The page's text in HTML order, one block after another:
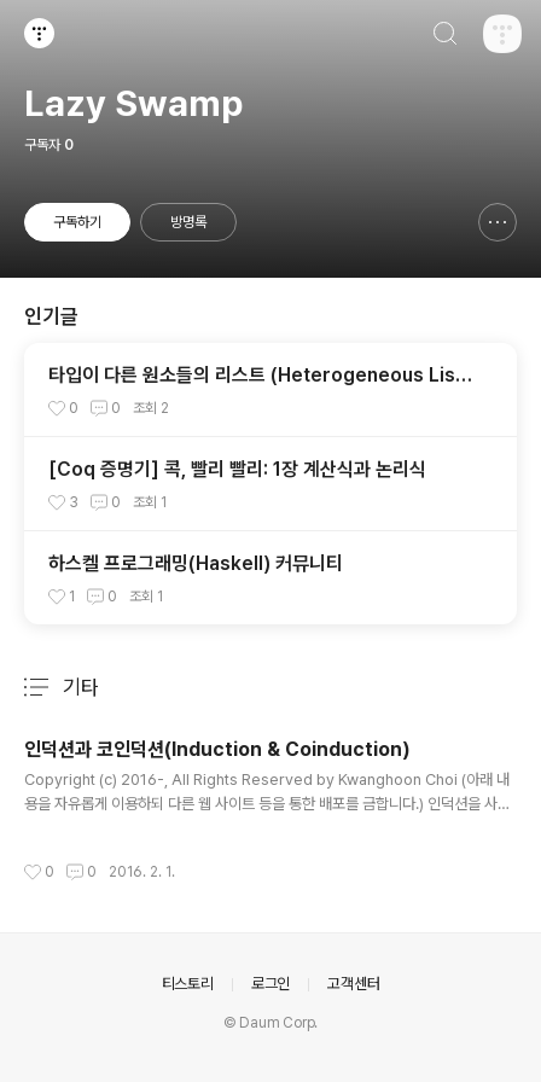
Lazy Swamp
구독자 0
구독하기 방명록
인기글
타입이 다른 원소들의 리스트 (Heterogeneous List
s) 0 0 조회 2
[Coq 증명기] 콕, 빨리 빨리: 1장 계산식과 논리식
3 0 조회 1
하스켈 프로그래밍(Haskell) 커뮤니티
1 0 조회 1
기타
인덕션과 코인덕션(Induction & Coinduction)
Copyright (c) 2016-, All Rights Reserved by Kwanghoon Choi (아래 내
용을 자유롭게 이용하되 다른 웹 사이트 등을 통한 배포를 금합니다.) 인덕션을 사용
민 피어스의 책의 21.1절에서) 전체 집합(universal set) U를 가정하자. [정의] 함
0 0 2016. 2. 1.
티스토리 로그인 고객센터
© Daum Corp.